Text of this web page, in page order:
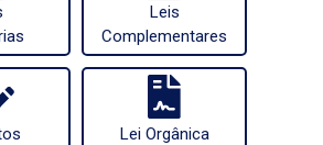
Leis
Complementares
Lei Orgânica